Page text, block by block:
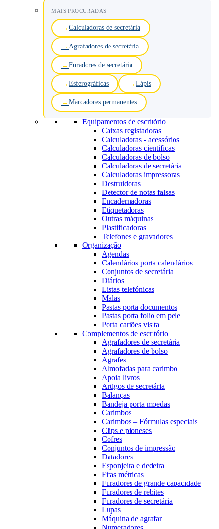
MAIS PROCURADAS
Calculadoras de secretária
Agrafadores de secretária
Furadores de secretária
Esferográficas Lápis
Marcadores permanentes
Equipamentos de escritório
Caixas registadoras
Calculadoras - acessórios
Calculadoras cientificas
Calculadoras de bolso
Calculadoras de secretária
Calculadoras impressoras
Destruidoras
Detector de notas falsas
Encadernadoras
Etiquetadoras
Outras máquinas
Plastificadoras
Telefones e gravadores
Organização
Agendas
Calendários porta calendários
Conjuntos de secretária
Diários
Listas telefónicas
Malas
Pastas porta documentos
Pastas porta folio em pele
Porta cartões visita
Complementos de escritório
Agrafadores de secretária
Agrafadores de bolso
Agrafes
Almofadas para carimbo
Apoia livros
Artigos de secretária
Balanças
Bandeja porta moedas
Carimbos
Carimbos – Fórmulas especiais
Clips e pioneses
Cofres
Conjuntos de impressão
Datadores
Esponjeira e dedeira
Fitas métricas
Furadores de grande capacidade
Furadores de rebites
Furadores de secretária
Lupas
Máquina de agrafar
Numeradores